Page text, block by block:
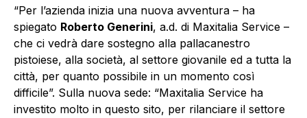
“Per l’azienda inizia una nuova avventura – ha
spiegato Roberto Generini, a.d. di Maxitalia Service –
che ci vedrà dare sostegno alla pallacanestro
pistoiese, alla società, al settore giovanile ed a tutta la
città, per quanto possibile in un momento così
difficile”. Sulla nuova sede: “Maxitalia Service ha
investito molto in questo sito, per rilanciare il settore